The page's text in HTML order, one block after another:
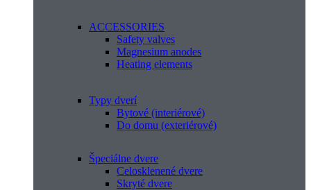
ACCESSORIES
Safety valves
Magnesium anodes
Heating elements
Typy dverí
Bytové (interiérové)
Do domu (exteriérové)
Špeciálne dvere
Celosklenené dvere
Skryté dvere